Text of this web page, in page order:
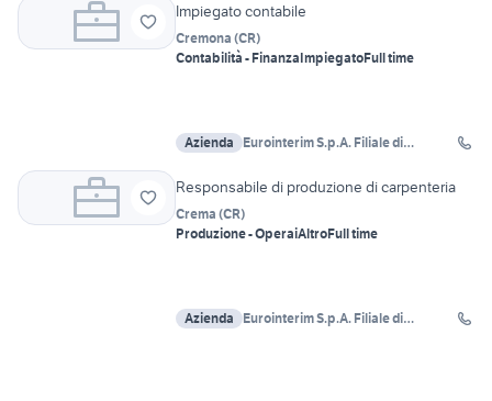
Impiegato contabile
Cremona (CR)
Contabilità - FinanzaImpiegatoFull time
Azienda
Eurointerim S.p.A. Filiale di
Responsabile di produzione di carpenteria
Crema (CR)
Produzione - OperaiAltroFull time
Azienda
Eurointerim S.p.A. Filiale di